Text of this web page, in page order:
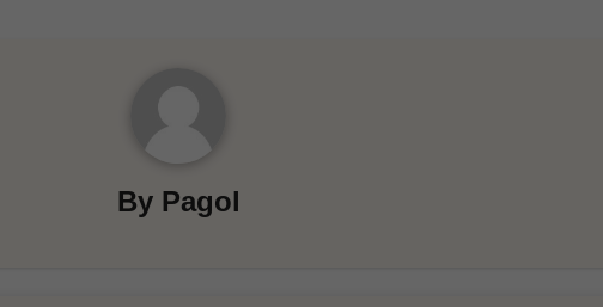
By Pagol